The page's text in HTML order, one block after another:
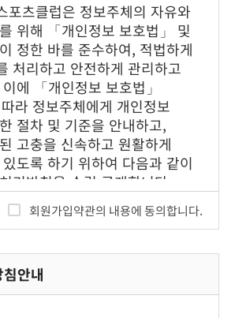
포츠클럽은 정보주체의 자유와
위해 「개인정보 보호법」 및
정한 바를 준수하여, 적법하게
처리하고 안전하게 관리하고
에 「개인정보 보호법」
라 정보주체에게 개인정보
절차 및 기준을 안내하고,
고충을 신속하고 원활하게
도록 하기 위하여 다음과 같이
리방침을 수립·공개합니다.
의 처리목적, 수집항목, 보유 및
의 처리 목적
포츠클럽은 다음의 목적을
정보를 처리합니다. 처리하고
회원가입약관의 내용에 동의합니다.
안내